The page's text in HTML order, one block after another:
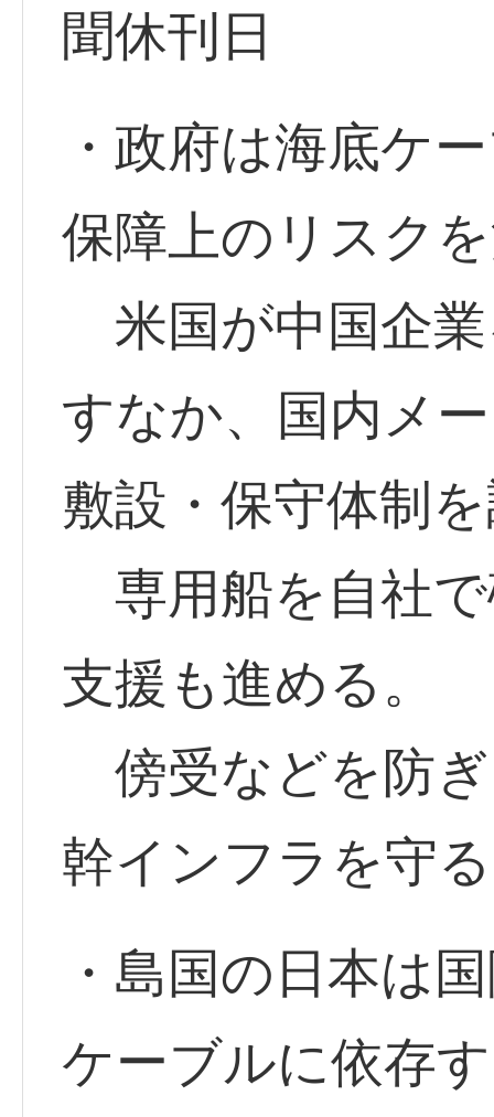
聞休刊日
・政府は海底ケ
保障上のリスク
米国が中国企
すなか、国内メ
敷設・保守体制
専用船を自社
支援も進める。
傍受などを防
幹インフラを守
・島国の日本は
ケーブルに依存